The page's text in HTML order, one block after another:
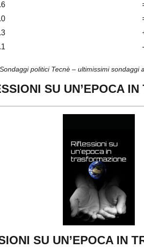
Sondaggi politici Tecnè – ultimissimi sondaggi
SU UN’EPOCA IN
SU UN’EPOCA IN